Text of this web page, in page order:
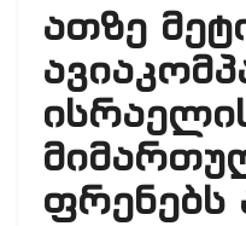
ათზე
ფრენებს